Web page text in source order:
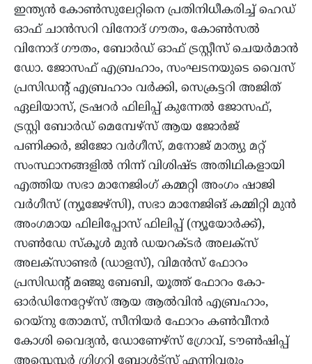
ഇന്ത്യന്‍ കോണ്‍സുലേറ്റിനെ പ്രതിനിധീകരിച്ച് ഹെഡ്
ഓഫ് ചാന്‍സറി വിനോദ് ഗൗതം, കോണ്‍സല്‍
വിനോദ് ഗൗതം, ബോര്‍ഡ് ഓഫ് ട്രസ്റ്റീസ് ചെയര്‍മാന്‍
ഡോ. ജോസഫ് എബ്രഹാം, സംഘടനയുടെ വൈസ്
പ്രസിഡന്റ് എബ്രഹാം വര്‍ക്കി, സെക്രട്ടറി അജിത്
ഏലിയാസ്, ട്രഷറര്‍ ഫിലിപ്പ് കുന്നേല്‍ ജോസഫ്,
ട്രസ്റ്റി ബോര്‍ഡ് മെമ്പേഴ്‌സ് ആയ ജോര്‍ജ്
പണിക്കര്‍, ജിജോ വര്‍ഗീസ്, മനോജ് മാത്യു മറ്റ്
സംസ്ഥാനങ്ങളില്‍ നിന്ന് വിശിഷ്ട അതിഥികളായി
എത്തിയ സഭാ മാനേജിംഗ് കമ്മറ്റി അംഗം ഷാജി
വര്‍ഗീസ് (ന്യൂജേഴ്‌സി), സഭാ മാനേജിങ് കമ്മിറ്റി മുന്‍
അംഗമായ ഫിലിപ്പോസ് ഫിലിപ്പ് (ന്യൂയോര്‍ക്ക്),
സണ്‍ഡേ സ്‌കൂള്‍ മുന്‍ ഡയറക്ടര്‍ അലക്‌സ്
അലക്‌സാണ്ടര്‍ (ഡാളസ്), വിമന്‍സ് ഫോറം
പ്രസിഡന്റ് മഞ്ജു ബേബി, യൂത്ത് ഫോറം കോ-
ഓര്‍ഡിനേറ്റേഴ്‌സ് ആയ ആല്‍വിന്‍ എബ്രഹാം,
റെയ്‌നു തോമസ്, സീനിയര്‍ ഫോറം കണ്‍വീനര്‍
കോശി വൈദ്യന്‍, ഡോണേഴ്‌സ് ഗ്രോവ്, ടൗണ്‍ഷിപ്പ്